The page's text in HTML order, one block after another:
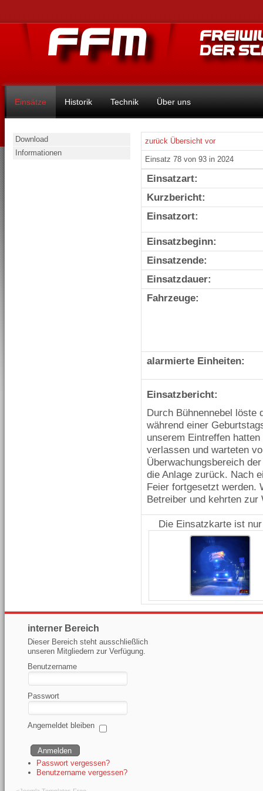
Einsätze Historik Technik Über uns
Download
Informationen
zurück Übersicht vor
Einsatz 78 von 93 in 2024
Einsatzart:
Kurzbericht:
Einsatzort:
Einsatzbeginn:
Einsatzende:
Einsatzdauer:
Fahrzeuge:
alarmierte Einheiten:
Einsatzbericht:
Durch Bühnennebel löste
während einer
unserem Eintreffen
verlassen und warteten
Überwachungsbereich
die Anlage zurück. Nach
Feier fortgesetzt werden.
Betreiber und kehrten zur
Die Einsatzkarte ist
interner Bereich
Dieser Bereich steht ausschließlich
unseren Mitgliedern zur Verfügung.
Benutzername
Passwort
Angemeldet bleiben
Passwort vergessen?
Benutzername vergessen?